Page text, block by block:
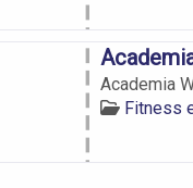
Academia
Fitness